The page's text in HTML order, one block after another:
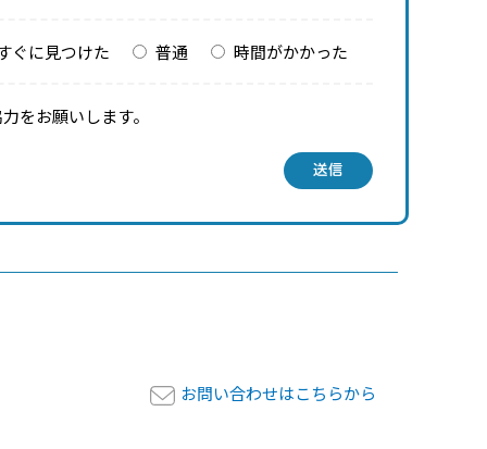
ぐに見つけた 普通 時間がかかった
をお願いします。
送信
お問い合わせはこちらから